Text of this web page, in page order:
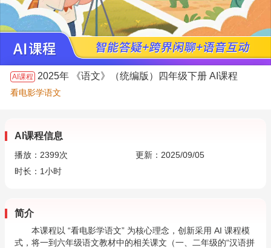
AI课程 2025年 《语文》（统编版）四年级下册 AI课程
看电影学语文
AI课程信息
播放： 2399次
更新：2025/09/05
时长：1小时
简介
本课程以 “看电影学语文” 为核心理念，创新采用 AI 课程模
式，将一到六年级语文教材中的相关课文（一、二年级的“汉语拼